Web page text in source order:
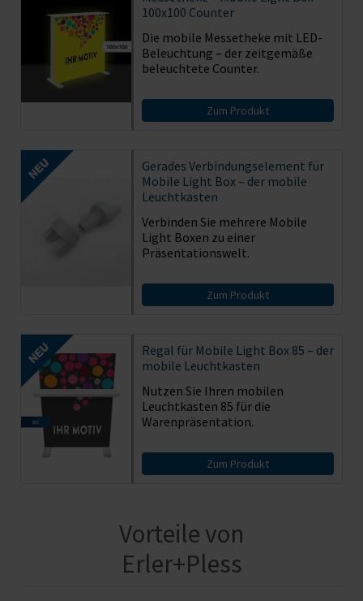
100x100 Counter
Die mobile Messetheke mit LED-
Beleuchtung – der zeitgemäße
beleuchtete Counter.
Zum Produkt
Gerades Verbindungselement für
Mobile Light Box – der mobile
Leuchtkasten
Verbinden Sie mehrere Mobile
Light Boxen zu einer
Präsentationswelt.
Zum Produkt
Regal für Mobile Light Box 85 – der
mobile Leuchtkasten
Nutzen Sie Ihren mobilen
Leuchtkasten 85 für die
Warenpräsentation.
Zum Produkt
Vorteile von
Erler+Pless